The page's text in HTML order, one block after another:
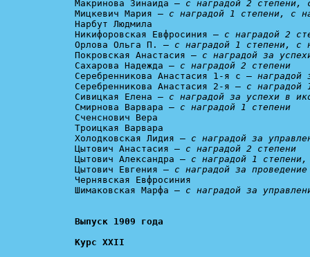
Макринова Зинаида – с наградой 2 степени,
Мицкевич Мария – с наградой 1 степени, с
Нарбут Людмила
Никифоровская Евфросиния – с наградой 2
Орлова Ольга П. – с наградой 1 степени, с
Покровская Анастасия – с наградой за
Сахарова Надежда – с наградой 2 степени
Серебренникова Анастасия 1-я с – наградой
Серебренникова Анастасия 2-я – с наградой
Сивицкая Елена – с наградой за успехи в
Смирнова Варвара – с наградой 1 степени
Сченснович Вера
Троицкая Варвара
Холодковская Лидия – с наградой за
Цытович Анастасия – с наградой 2 степени
Цытович Александра – с наградой 1
Цытович Евгения – с наградой за
Чернявская Евфросиния
Шимаковская Марфа – с наградой за
Курс XXII